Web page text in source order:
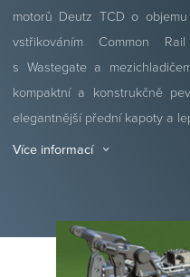
motorů Deutz TCD o
vstřikováním Common
s Wastegate a
kompaktní a konstrukčně
elegantnější přední kapoty a
Více informací